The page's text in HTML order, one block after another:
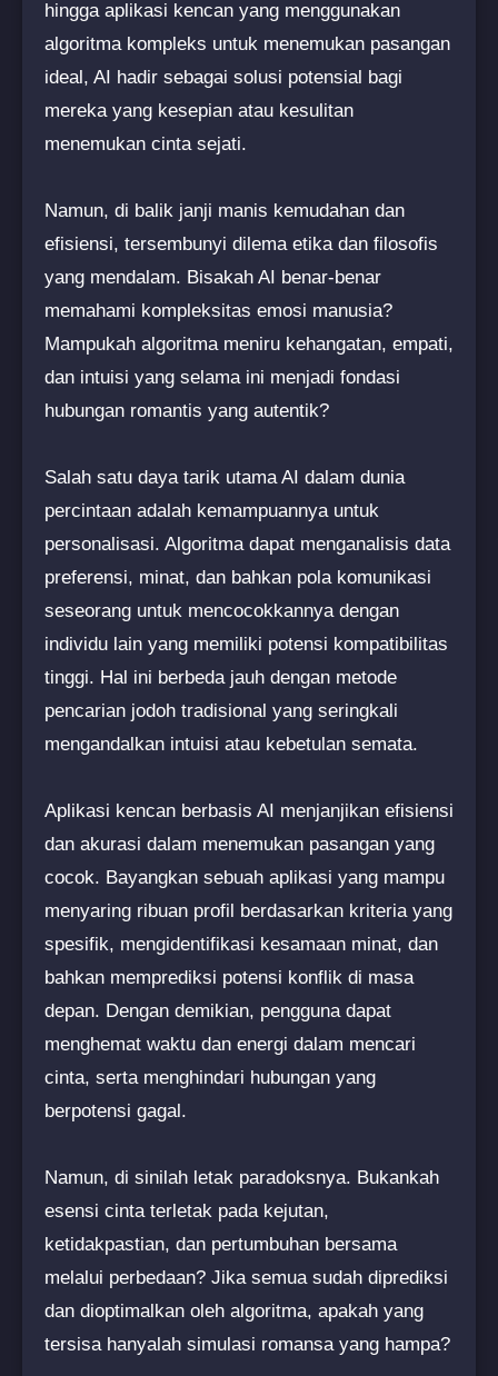
hingga aplikasi kencan yang menggunakan
algoritma kompleks untuk menemukan pasangan
ideal, AI hadir sebagai solusi potensial bagi
mereka yang kesepian atau kesulitan
menemukan cinta sejati.
Namun, di balik janji manis kemudahan dan
efisiensi, tersembunyi dilema etika dan filosofis
yang mendalam. Bisakah AI benar-benar
memahami kompleksitas emosi manusia?
Mampukah algoritma meniru kehangatan, empati,
dan intuisi yang selama ini menjadi fondasi
hubungan romantis yang autentik?
Salah satu daya tarik utama AI dalam dunia
percintaan adalah kemampuannya untuk
personalisasi. Algoritma dapat menganalisis data
preferensi, minat, dan bahkan pola komunikasi
seseorang untuk mencocokkannya dengan
individu lain yang memiliki potensi kompatibilitas
tinggi. Hal ini berbeda jauh dengan metode
pencarian jodoh tradisional yang seringkali
mengandalkan intuisi atau kebetulan semata.
Aplikasi kencan berbasis AI menjanjikan efisiensi
dan akurasi dalam menemukan pasangan yang
cocok. Bayangkan sebuah aplikasi yang mampu
menyaring ribuan profil berdasarkan kriteria yang
spesifik, mengidentifikasi kesamaan minat, dan
bahkan memprediksi potensi konflik di masa
depan. Dengan demikian, pengguna dapat
menghemat waktu dan energi dalam mencari
cinta, serta menghindari hubungan yang
berpotensi gagal.
Namun, di sinilah letak paradoksnya. Bukankah
esensi cinta terletak pada kejutan,
ketidakpastian, dan pertumbuhan bersama
melalui perbedaan? Jika semua sudah diprediksi
dan dioptimalkan oleh algoritma, apakah yang
tersisa hanyalah simulasi romansa yang hampa?